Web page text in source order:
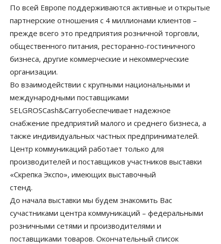
По всей Европе поддерживаются активные и открытые
партнерские отношения с 4 миллионами клиентов –
прежде всего это предприятия розничной торговли,
общественного питания, ресторанно-гостиничного
бизнеса, другие коммерческие и некоммерческие
организации.
Во взаимодействии с крупными национальными и
международными поставщиками
SELGROSCash&Carryобеспечивает надежное
снабжение предприятий малого и среднего бизнеса, а
также индивидуальных частных предпринимателей.
Центр коммуникаций работает только для
производителей и поставщиков участников выставки
«Скрепка Экспо», имеющих выставочный
стенд.
До начала выставки мы будем знакомить Вас
сучастниками центра коммуникаций – федеральными
розничными сетями и производителями и
поставщиками товаров. Окончательный список